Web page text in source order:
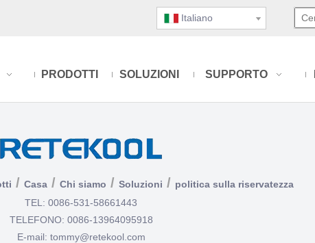
Italiano
PRODOTTI SOLUZIONI SUPPORTO
/ Casa / Chi siamo / Soluzioni / politica sulla riservatezza
TEL: 0086-531-58661443
TELEFONO: 0086-13964095918
E-mail: tommy@retekool.com